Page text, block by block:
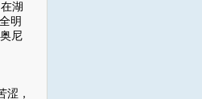
湖
明
尼
，